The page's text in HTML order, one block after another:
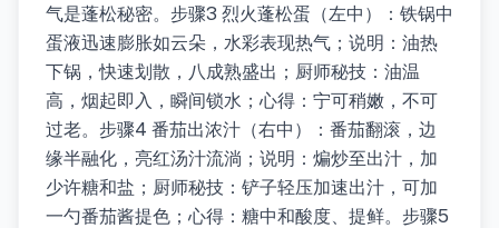
气是蓬松秘密。步骤3 烈火蓬松蛋（左中）：铁锅中
蛋液迅速膨胀如云朵，水彩表现热气；说明：油热
下锅，快速划散，八成熟盛出；厨师秘技：油温
高，烟起即入，瞬间锁水；心得：宁可稍嫩，不可
过老。步骤4 番茄出浓汁（右中）：番茄翻滚，边
缘半融化，亮红汤汁流淌；说明：煸炒至出汁，加
少许糖和盐；厨师秘技：铲子轻压加速出汁，可加
一勺番茄酱提色；心得：糖中和酸度、提鲜。步骤5